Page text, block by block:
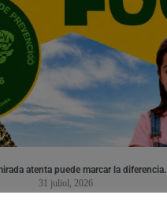
atenta puede marcar la diferencia.
31 juliol, 2026